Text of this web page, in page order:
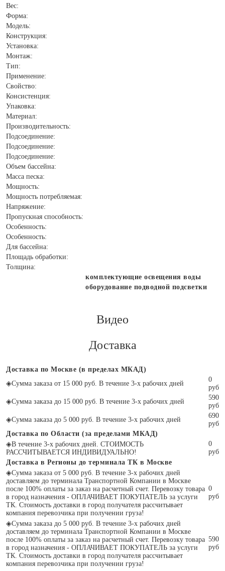
Вес:
Форма:
Модель:
Конструкция:
Установка:
Монтаж:
Тип:
Применение:
Свойство:
Консистенция:
Упаковка:
Материал:
Производительность:
Подсоединение:
Подсоединение:
Подсоединение:
Объем бассейна:
Масса песка:
Мощность:
Мощность потребляемая:
Напряжение:
Пропускная способность:
Особенность:
Особенность:
Для бассейна:
Площадь обработки:
Толщина:
комплектующие освещения воды
оборудование подводной подсветки
Видео
Доставка
Доставка по Москве (в пределах МКАД)
◈Сумма заказа от 15 000 руб. В течение 3-х рабочих дней
0
руб
◈Сумма заказа до 15 000 руб. В течение 3-х рабочих дней
590
руб
◈Сумма заказа до 5 000 руб. В течение 3-х рабочих дней
690
руб
Доставка по Области (за пределами МКАД)
◈В течение 3-х рабочих дней. СТОИМОСТЬ
РАССЧИТЫВАЕТСЯ ИНДИВИДУАЛЬНО!
0
руб
Доставка в Регионы до терминала ТК в Москве
◈Сумма заказа от 5 000 руб. В течение 3-х рабочих дней
доставляем до терминала Транспортной Компании в Москве
после 100% оплаты за заказ на расчетный счет. Перевозку товара
в город назначения - ОПЛАЧИВАЕТ ПОКУПАТЕЛЬ за услуги
ТК. Стоимость доставки в город получателя рассчитывает
компания перевозчика при получении груза!
0
руб
◈Сумма заказа до 5 000 руб. В течение 3-х рабочих дней
доставляем до терминала Транспортной Компании в Москве
после 100% оплаты за заказ на расчетный счет. Перевозку товара
в город назначения - ОПЛАЧИВАЕТ ПОКУПАТЕЛЬ за услуги
ТК. Стоимость доставки в город получателя рассчитывает
компания перевозчика при получении груза!
590
руб